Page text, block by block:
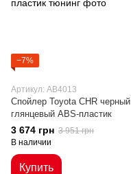
−7%
Артикул: AB4013
Спойлер Toyota CHR черный
глянцевый ABS-пластик
3 674 грн 3 951 грн
В наличии
Купить